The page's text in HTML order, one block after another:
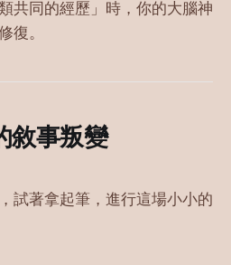
共同的經歷」時，你的大腦神
復。
敘事叛變
試著拿起筆，進行這場小小的